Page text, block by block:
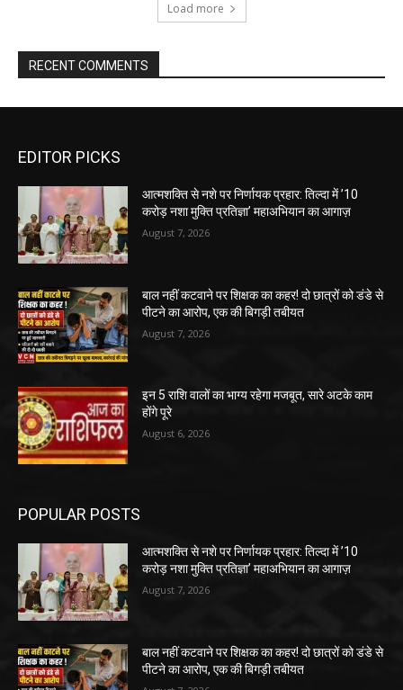
Load more
RECENT COMMENTS
EDITOR PICKS
आत्मशक्ति से नशे पर निर्णायक प्रहार: तिल्दा में ’10
करोड़ नशा मुक्ति प्रतिज्ञा’ महाअभियान का आगाज़
August 7, 2026
बाल नहीं कटवाने पर शिक्षक का कहर! दो छात्रों को डंडे से
पीटने का आरोप, एक की बिगड़ी तबीयत
August 7, 2026
इन 5 राशि वालों का भाग्य रहेगा मजबूत, सारे अटके काम
होंगे पूरे
August 6, 2026
POPULAR POSTS
आत्मशक्ति से नशे पर निर्णायक प्रहार: तिल्दा में ’10
करोड़ नशा मुक्ति प्रतिज्ञा’ महाअभियान का आगाज़
August 7, 2026
बाल नहीं कटवाने पर शिक्षक का कहर! दो छात्रों को डंडे से
पीटने का आरोप, एक की बिगड़ी तबीयत